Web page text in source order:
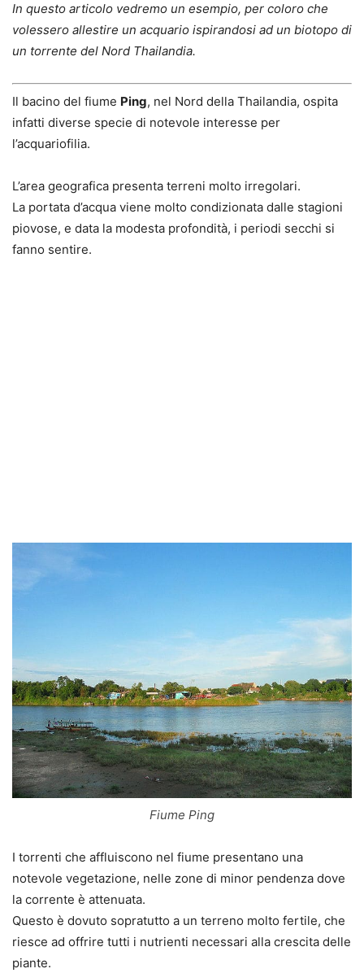
In questo articolo vedremo un esempio, per coloro che
volessero allestire un acquario ispirandosi ad un biotopo di
un torrente del Nord Thailandia.
Il bacino del fiume Ping, nel Nord della Thailandia, ospita
infatti diverse specie di notevole interesse per
l’acquariofilia.
L’area geografica presenta terreni molto irregolari.
La portata d’acqua viene molto condizionata dalle stagioni
piovose, e data la modesta profondità, i periodi secchi si
fanno sentire.
Fiume Ping
I torrenti che affluiscono nel fiume presentano una
notevole vegetazione, nelle zone di minor pendenza dove
la corrente è attenuata.
Questo è dovuto sopratutto a un terreno molto fertile, che
riesce ad offrire tutti i nutrienti necessari alla crescita delle
piante.